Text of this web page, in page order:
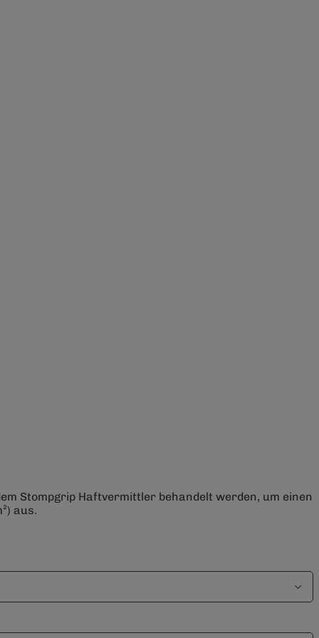
Stompgrip Haftvermittler behandelt werden, um einen
aus.